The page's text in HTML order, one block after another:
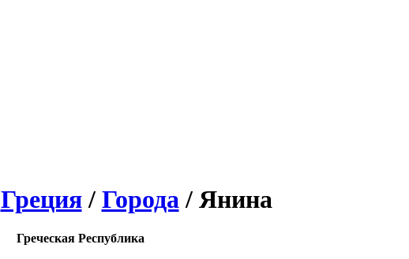
Греция/ Города/ Янина
Греческая Республика